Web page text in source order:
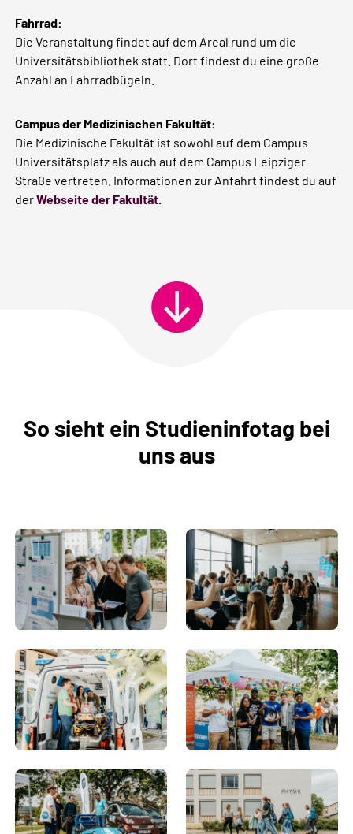
Fahrrad:
Die Veranstaltung findet auf dem Areal rund um die
Universitätsbibliothek statt. Dort findest du eine große
Anzahl an Fahrradbügeln.
Campus der Medizinischen Fakultät:
Die Medizinische Fakultät ist sowohl auf dem Campus
Universitätsplatz als auch auf dem Campus Leipziger
Straße vertreten. Informationen zur Anfahrt findest du auf
derWebseite der Fakultät.
So sieht ein Studieninfotag bei
uns aus